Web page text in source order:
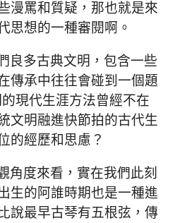
漫罵和質疑，那也就是來
思想的一種審閱啊。
良多古典文明，包含一些
傳承中往往會碰到一個題
現代生涯方法曾經不在
文明融進快節拍的古代生
的經歷和思慮？
角度來看，實在我們此刻
生的阿誰時期也是一種進
說最早古琴有五根弦，傳